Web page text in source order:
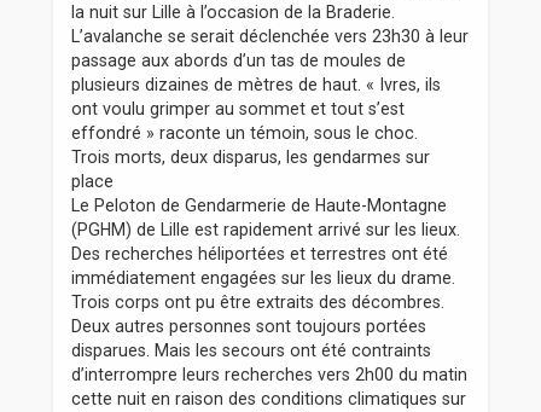
la nuit sur Lille à l’occasion de la Braderie.
L’avalanche se serait déclenchée vers 23h30 à leur
passage aux abords d’un tas de moules de
plusieurs dizaines de mètres de haut. « Ivres, ils
ont voulu grimper au sommet et tout s’est
effondré » raconte un témoin, sous le choc.
Trois morts, deux disparus, les gendarmes sur
place
Le Peloton de Gendarmerie de Haute-Montagne
(PGHM) de Lille est rapidement arrivé sur les lieux.
Des recherches héliportées et terrestres ont été
immédiatement engagées sur les lieux du drame.
Trois corps ont pu être extraits des décombres.
Deux autres personnes sont toujours portées
disparues. Mais les secours ont été contraints
d’interrompre leurs recherches vers 2h00 du matin
cette nuit en raison des conditions climatiques sur